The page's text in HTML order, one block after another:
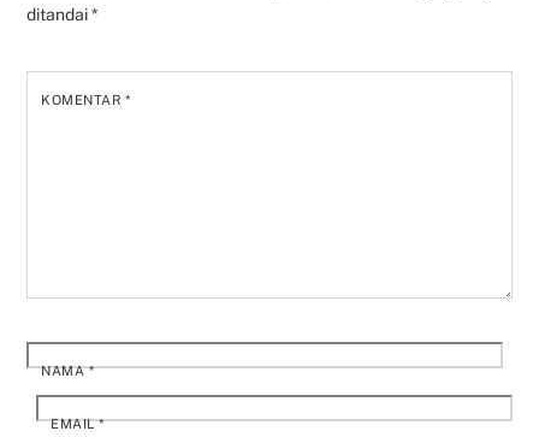
ditandai*
KOMENTAR*
NAMA*
EMAIL*